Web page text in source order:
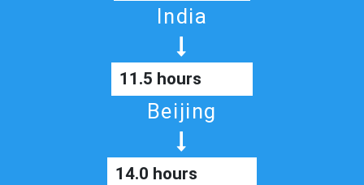
India
11.5 hours
Beijing
14.0 hours